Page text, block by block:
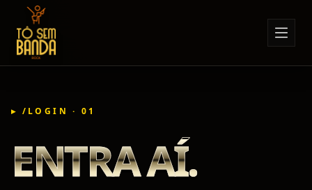
Sobre Nós
Notícias
Minha Conta
▸ /LOGIN · 01
ENTRA AÍ.